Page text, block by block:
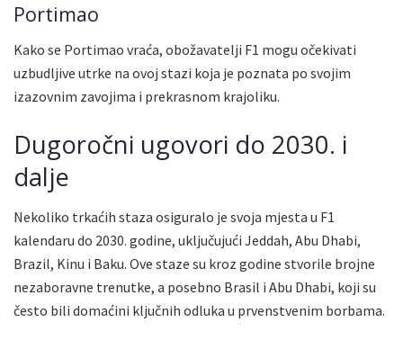
Portimao
Kako se Portimao vraća, obožavatelji F1 mogu očekivati
uzbudljive utrke na ovoj stazi koja je poznata po svojim
izazovnim zavojima i prekrasnom krajoliku.
Dugoročni ugovori do 2030. i
dalje
Nekoliko trkaćih staza osiguralo je svoja mjesta u F1
kalendaru do 2030. godine, uključujući Jeddah, Abu Dhabi,
Brazil, Kinu i Baku. Ove staze su kroz godine stvorile brojne
nezaboravne trenutke, a posebno Brasil i Abu Dhabi, koji su
često bili domaćini ključnih odluka u prvenstvenim borbama.